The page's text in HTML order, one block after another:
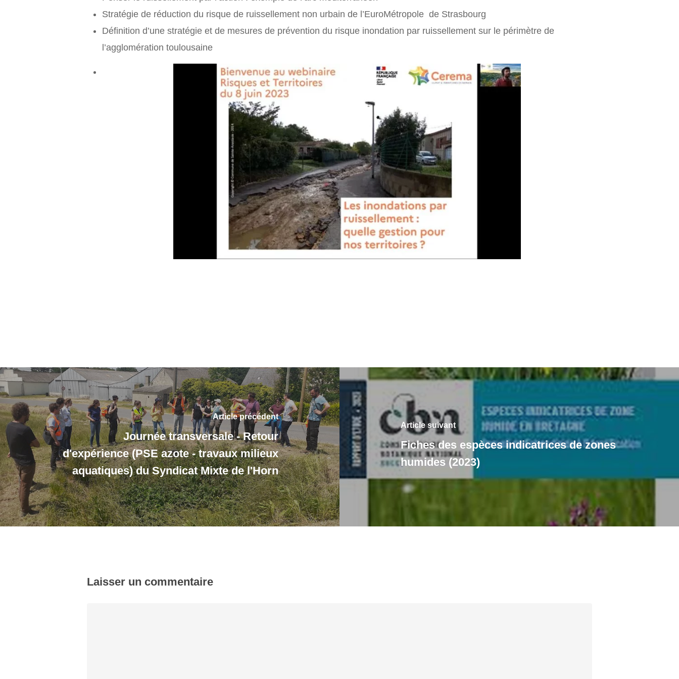
Stratégie de réduction du risque de ruissellement non urbain de l’EuroMétropole de Strasbourg
Définition d’une stratégie et de mesures de prévention du risque inondation par ruissellement sur le périmètre de
l’agglomération toulousaine
Article précédent
Journée transversale - Retour
d'expérience (PSE azote - travaux milieux
aquatiques) du Syndicat Mixte de l'Horn
Article suivant
Fiches des espèces indicatrices de zones
humides (2023)
Laisser un commentaire